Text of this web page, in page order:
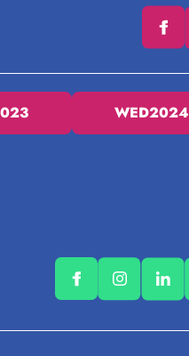
WED2024